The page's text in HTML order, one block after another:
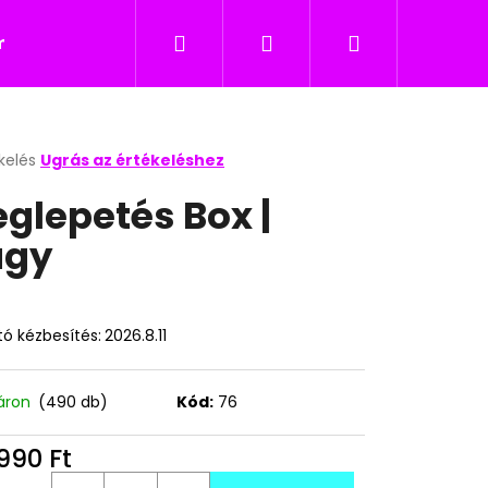
Nyalókák Édesség gyerekeknek
KeresésBejelentkezés
Kosár
Ugrás az értékeléshez
Box |
kézbesítés: 2026.8.11
(490 db) Kód: 76
Ft